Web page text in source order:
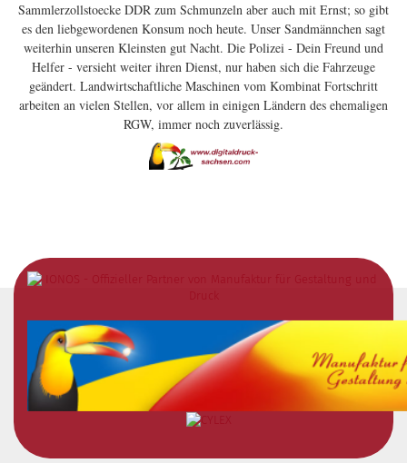
Sammlerzollstoecke DDR zum Schmunzeln aber auch mit Ernst; so gibt
es den liebgewordenen Konsum noch heute. Unser Sandmännchen sagt
weiterhin unseren Kleinsten gut Nacht. Die Polizei - Dein Freund und
Helfer - versieht weiter ihren Dienst, nur haben sich die Fahrzeuge
geändert. Landwirtschaftliche Maschinen vom Kombinat Fortschritt
arbeiten an vielen Stellen, vor allem in einigen Ländern des ehemaligen
RGW, immer noch zuverlässig.